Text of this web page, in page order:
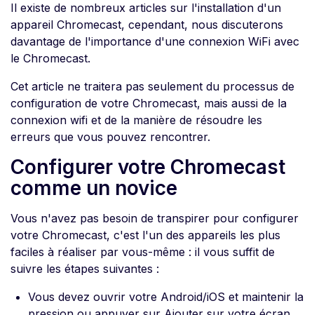
Il existe de nombreux articles sur l'installation d'un
appareil Chromecast, cependant, nous discuterons
davantage de l'importance d'une connexion WiFi avec
le Chromecast.
Cet article ne traitera pas seulement du processus de
configuration de votre Chromecast, mais aussi de la
connexion wifi et de la manière de résoudre les
erreurs que vous pouvez rencontrer.
Configurer votre Chromecast
comme un novice
Vous n'avez pas besoin de transpirer pour configurer
votre Chromecast, c'est l'un des appareils les plus
faciles à réaliser par vous-même : il vous suffit de
suivre les étapes suivantes :
Vous devez ouvrir votre Android/iOS et maintenir la